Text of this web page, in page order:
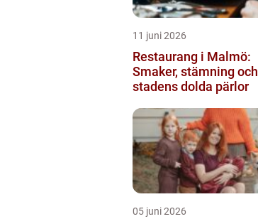
11 juni 2026
Restaurang i Malmö:
Smaker, stämning och
stadens dolda pärlor
05 juni 2026